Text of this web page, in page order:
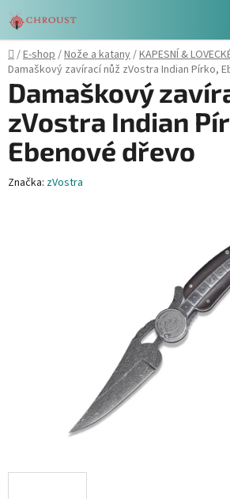
na
obsah
Domů
/E-shop/Nože a katany/KAPESNÍ &
Damaškový zavírací nůž zVostra Indian Pírko,
Damaškový
zVostra Indian
Ebenové dřevo
Značka: zVostra